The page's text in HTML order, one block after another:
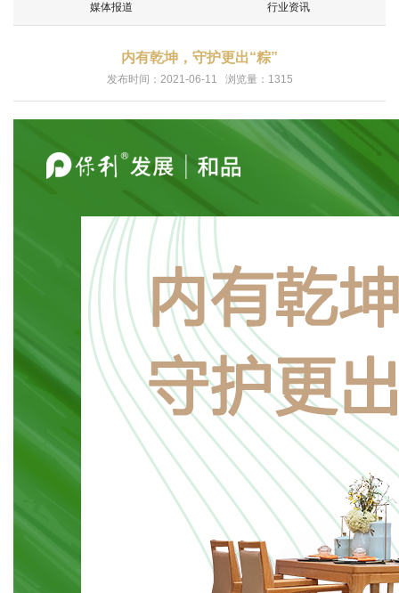
媒体报道 行业资讯
内有乾坤，守护更出“粽”
发布时间：2021-06-11 浏览量：1315